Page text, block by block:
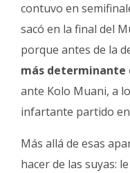
contuvo en
sacó en la final del
porque antes de la
más determinante
ante Kolo Muani, a
infartante partido
Más allá de esas
hacer de las suyas: